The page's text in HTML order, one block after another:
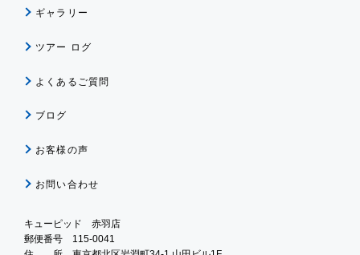
ギャラリー
ツアー ログ
よくあるご質問
ブログ
お客様の声
お問い合わせ
キューピッド 赤羽店
郵便番号 115-0041